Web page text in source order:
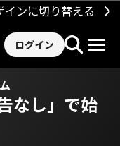
インに切り替える
ログイン
なし」で始